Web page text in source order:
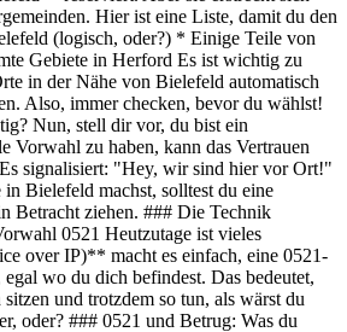
Hier ist eine Liste, damit du den
(logisch, oder?) * Einige Teile von
Gebiete in Herford Es ist wichtig zu
in der Nähe von Bielefeld automatisch
Also, immer checken, bevor du wählst!
Nun, stell dir vor, du bist ein
Vorwahl zu haben, kann das Vertrauen
signalisiert: "Hey, wir sind hier vor Ort!"
in Bielefeld machst, solltest du eine
Betracht ziehen. ### Die Technik
0521 Heutzutage ist vieles
over IP)** macht es einfach, eine 0521-
wo du dich befindest. Das bedeutet,
und trotzdem so tun, als wärst du
oder? ### 0521 und Betrug: Was du